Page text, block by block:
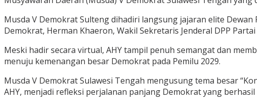
Musda V Demokrat Sulteng dihadiri langsung jajaran elite
Demokrat, Herman Khaeron, Wakil Sekretaris Jenderal DPP
Meski hadir secara virtual, AHY tampil penuh semangat dan
menuju kemenangan besar Demokrat pada Pemilu 2029.
Musda V Demokrat Sulawesi Tengah mengusung tema besar
AHY, menjadi refleksi perjalanan panjang Demokrat yang